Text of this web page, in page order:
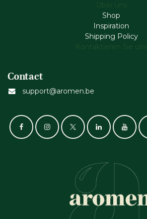
Über uns
Shop
Inspiration
Shipping Policy
Kontaktieren Sie uns
Contact
support@aromen.be